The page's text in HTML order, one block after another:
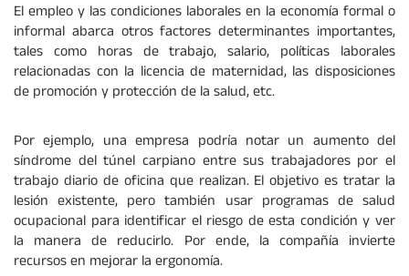
El empleo y las condiciones laborales en la economía formal o
informal abarca otros factores determinantes importantes,
tales como horas de trabajo, salario, políticas laborales
relacionadas con la licencia de maternidad, las disposiciones
de promoción y protección de la salud, etc.
Por ejemplo, una empresa podría notar un aumento del
síndrome del túnel carpiano entre sus trabajadores por el
trabajo diario de oficina que realizan. El objetivo es tratar la
lesión existente, pero también usar programas de salud
ocupacional para identificar el riesgo de esta condición y ver
la manera de reducirlo. Por ende, la compañía invierte
recursos en mejorar la ergonomía.